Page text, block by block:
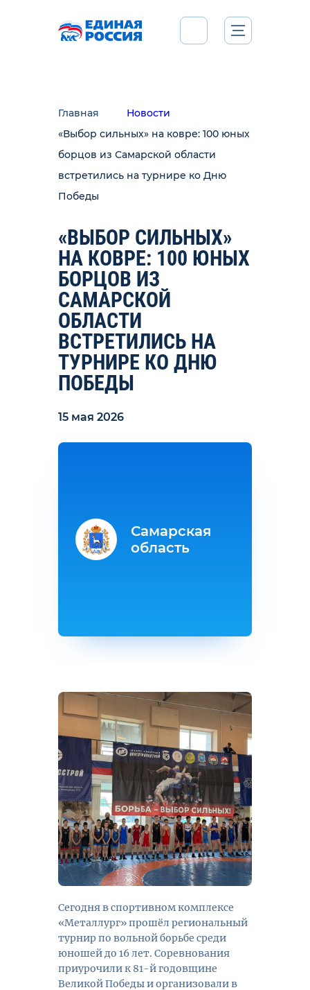
Главная
Новости
«Выбор сильных» на ковре: 100 юных
борцов из Самарской области
встретились на турнире ко Дню
Победы
«ВЫБОР СИЛЬНЫХ»
НА КОВРЕ: 100 ЮНЫХ
БОРЦОВ ИЗ
САМАРСКОЙ
ОБЛАСТИ
ВСТРЕТИЛИСЬ НА
ТУРНИРЕ КО ДНЮ
ПОБЕДЫ
15 мая 2026
Сегодня в спортивном комплексе
«Металлург» прошёл региональный
турнир по вольной борьбе среди
юношей до 16 лет. Соревнования
приурочили к 81-й годовщине
Великой Победы и организовали в
Самарская
область